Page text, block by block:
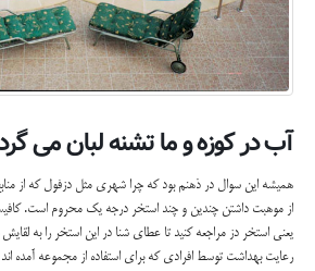
آب در کوزه و ما تشنه لبان می
همیشه این سوال در ذهنم بود که چرا شهری مثل دزفول که از
از موهبت داشتن چندین و چند استخر درجه یک محروم است.
یعنی استخر دز مراجعه کنید تا عطای شنا در این استخر را به
رعایت بهداشت توسط افرادی که برای استفاده از مجموعه آمده